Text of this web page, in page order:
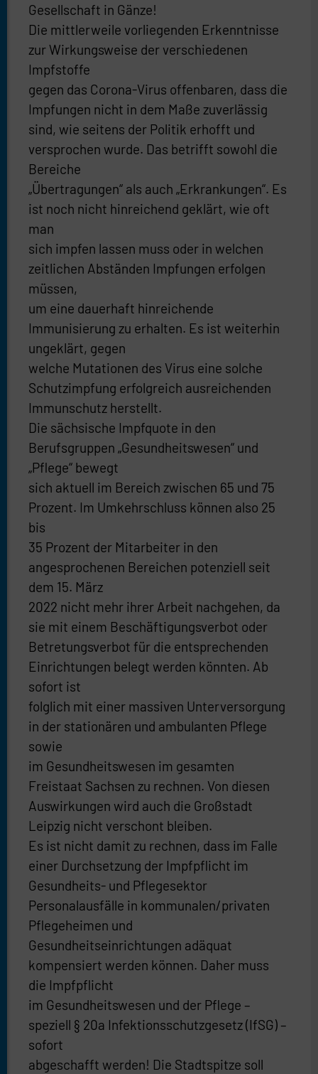
Gesellschaft in Gänze!
Die mittlerweile vorliegenden Erkenntnisse
zur Wirkungsweise der verschiedenen
Impfstoffe
gegen das Corona-Virus offenbaren, dass die
Impfungen nicht in dem Maße zuverlässig
sind, wie seitens der Politik erhofft und
versprochen wurde. Das betrifft sowohl die
Bereiche
„Übertragungen“ als auch „Erkrankungen“. Es
ist noch nicht hinreichend geklärt, wie oft
man
sich impfen lassen muss oder in welchen
zeitlichen Abständen Impfungen erfolgen
müssen,
um eine dauerhaft hinreichende
Immunisierung zu erhalten. Es ist weiterhin
ungeklärt, gegen
welche Mutationen des Virus eine solche
Schutzimpfung erfolgreich ausreichenden
Immunschutz herstellt.
Die sächsische Impfquote in den
Berufsgruppen „Gesundheitswesen“ und
„Pflege“ bewegt
sich aktuell im Bereich zwischen 65 und 75
Prozent. Im Umkehrschluss können also 25
bis
35 Prozent der Mitarbeiter in den
angesprochenen Bereichen potenziell seit
dem 15. März
2022 nicht mehr ihrer Arbeit nachgehen, da
sie mit einem Beschäftigungsverbot oder
Betretungsverbot für die entsprechenden
Einrichtungen belegt werden könnten. Ab
sofort ist
folglich mit einer massiven Unterversorgung
in der stationären und ambulanten Pflege
sowie
im Gesundheitswesen im gesamten
Freistaat Sachsen zu rechnen. Von diesen
Auswirkungen wird auch die Großstadt
Leipzig nicht verschont bleiben.
Es ist nicht damit zu rechnen, dass im Falle
einer Durchsetzung der Impfpflicht im
Gesundheits- und Pflegesektor
Personalausfälle in kommunalen/privaten
Pflegeheimen und
Gesundheitseinrichtungen adäquat
kompensiert werden können. Daher muss
die Impfpflicht
im Gesundheitswesen und der Pflege –
speziell § 20a Infektionsschutzgesetz (IfSG) –
sofort
abgeschafft werden! Die Stadtspitze soll